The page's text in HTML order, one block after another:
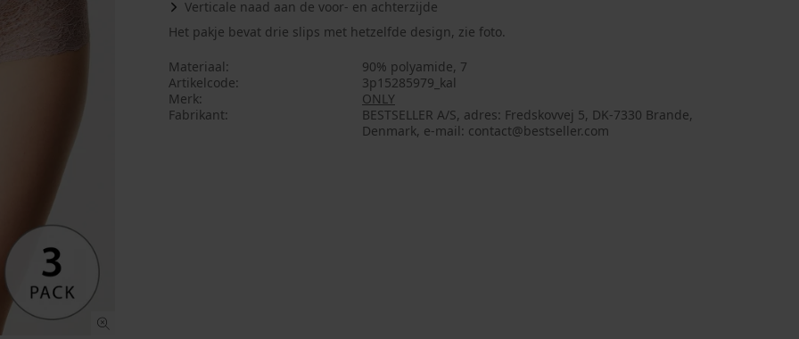
Verticale naad aan de voor- en achterzijde
Het pakje bevat drie slips met hetzelfde design, zie foto.
Materiaal
90% polyamide, 7
Artikelcode
3p15285979_kal
Merk
ONLY
Fabrikant
BESTSELLER A/S, adres: Fredskovvej 5, DK-7330 Brande,
Denmark, e-mail: contact@bestseller.com